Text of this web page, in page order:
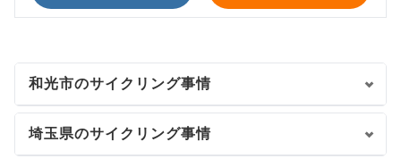
和光市のサイクリング事情
埼玉県のサイクリング事情